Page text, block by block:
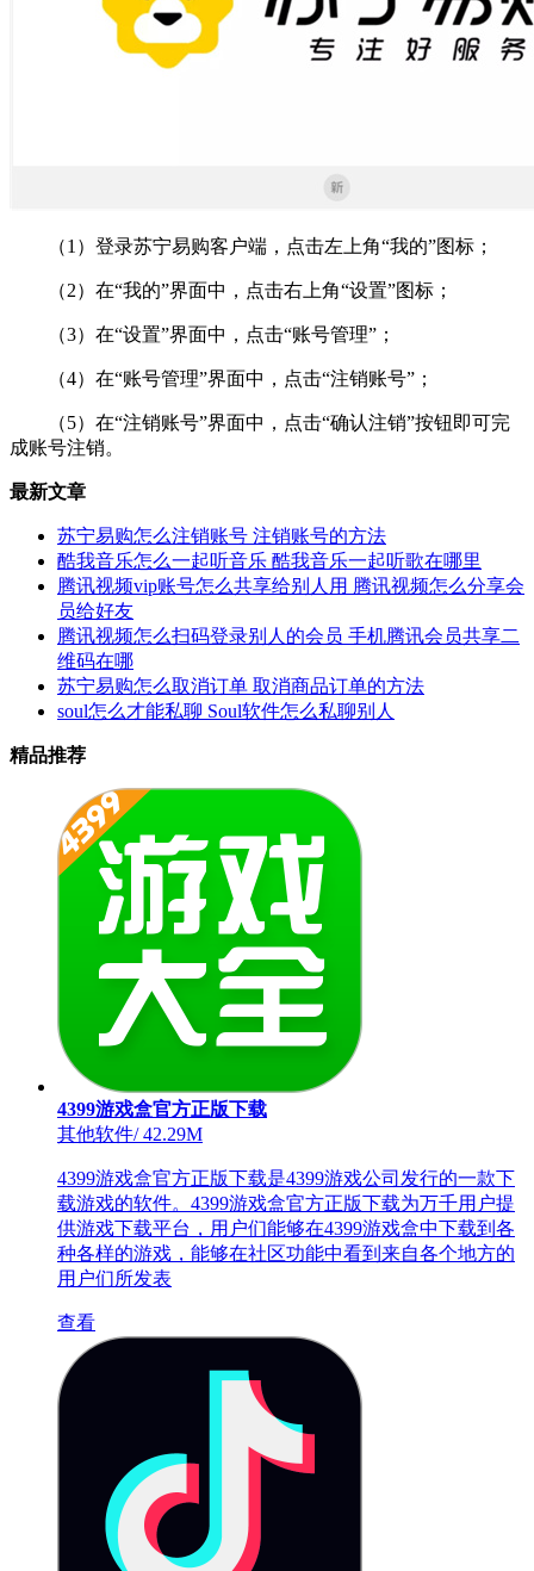
（1）登录苏宁易购客户端，点击左上角“我的”图标；
（2）在“我的”界面中，点击右上角“设置”图标；
（3）在“设置”界面中，点击“账号管理”；
（4）在“账号管理”界面中，点击“注销账号”；
（5）在“注销账号”界面中，点击“确认注销”按钮即可完
成账号注销。
最新文章
苏宁易购怎么注销账号 注销账号的方法
酷我音乐怎么一起听音乐 酷我音乐一起听歌在哪里
腾讯视频vip账号怎么共享给别人用 腾讯视频怎么分享会
员给好友
腾讯视频怎么扫码登录别人的会员 手机腾讯会员共享二
维码在哪
苏宁易购怎么取消订单 取消商品订单的方法
soul怎么才能私聊 Soul软件怎么私聊别人
精品推荐
4399游戏盒官方正版下载
其他软件/42.29M
4399游戏盒官方正版下载是4399游戏公司发行的一款下
载游戏的软件。4399游戏盒官方正版下载为万千用户提
供游戏下载平台，用户们能够在4399游戏盒中下载到各
种各样的游戏，能够在社区功能中看到来自各个地方的
用户们所发表
查看